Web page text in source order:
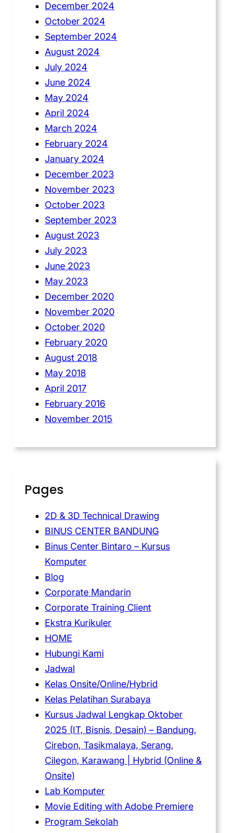
December 2024
October 2024
September 2024
August 2024
July 2024
June 2024
May 2024
April 2024
March 2024
February 2024
January 2024
December 2023
November 2023
October 2023
September 2023
August 2023
July 2023
June 2023
May 2023
December 2020
November 2020
October 2020
February 2020
August 2018
May 2018
April 2017
February 2016
November 2015
Pages
2D & 3D Technical Drawing
BINUS CENTER BANDUNG
Binus Center Bintaro – Kursus
Komputer
Blog
Corporate Mandarin
Corporate Training Client
Ekstra Kurikuler
HOME
Hubungi Kami
Jadwal
Kelas Onsite/Online/Hybrid
Kelas Pelatihan Surabaya
Kursus Jadwal Lengkap Oktober
2025 (IT, Bisnis, Desain) – Bandung,
Cirebon, Tasikmalaya, Serang,
Cilegon, Karawang | Hybrid (Online &
Onsite)
Lab Komputer
Movie Editing with Adobe Premiere
Program Sekolah